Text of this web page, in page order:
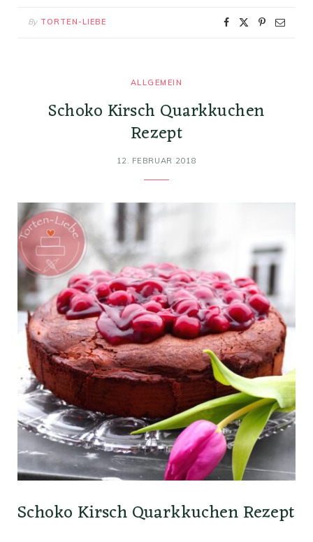
By TORTEN-LIEBE
ALLGEMEIN
Schoko Kirsch Quarkkuchen
Rezept
12. FEBRUAR 2018
Schoko Kirsch Quarkkuchen Rezept